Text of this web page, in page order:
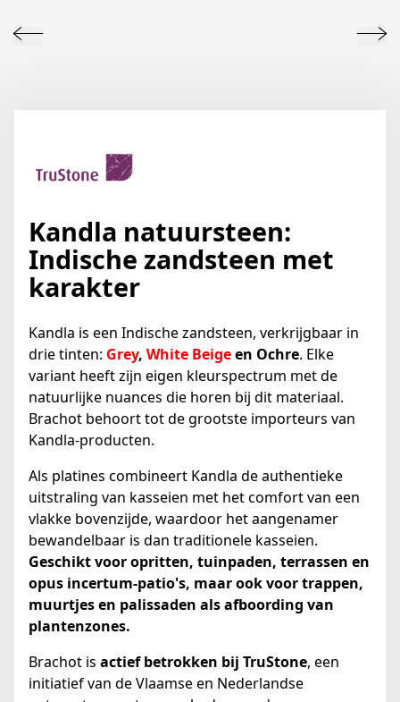
Kandla natuursteen:
Indische zandsteen met
karakter
Kandla is een Indische zandsteen, verkrijgbaar in
drie tinten: Grey, White Beigeen Ochre. Elke
variant heeft zijn eigen kleurspectrum met de
natuurlijke nuances die horen bij dit materiaal.
Brachot behoort tot de grootste importeurs van
Kandla-producten.
Als platines combineert Kandla de authentieke
uitstraling van kasseien met het comfort van een
vlakke bovenzijde, waardoor het aangenamer
bewandelbaar is dan traditionele kasseien.
Geschikt voor opritten, tuinpaden, terrassen en
opus incertum-patio's, maar ook voor trappen,
muurtjes en palissaden als afboording van
plantenzones.
Brachot is actief betrokken bij TruStone, een
initiatief van de Vlaamse en Nederlandse